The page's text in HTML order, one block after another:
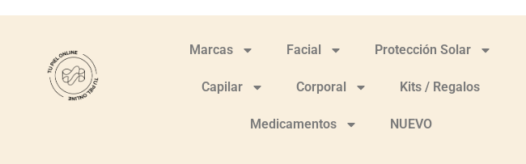
Marcas Facial Protección Solar
Capilar Corporal Kits / Regalos
Medicamentos NUEVO